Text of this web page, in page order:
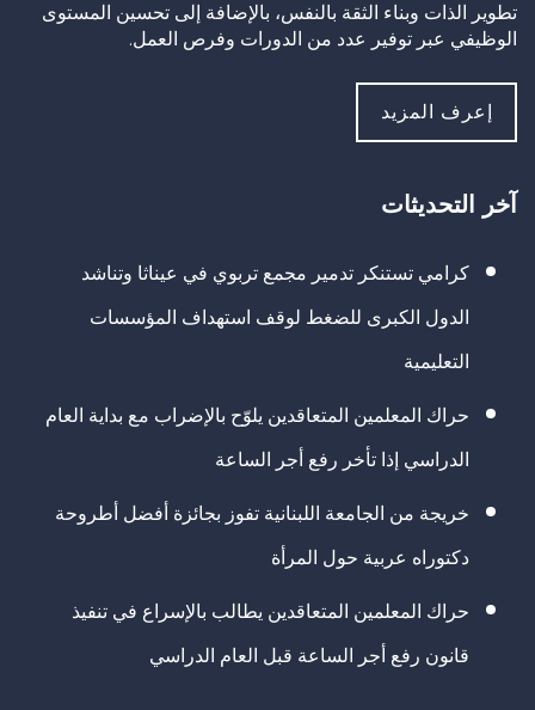
تطوير الذات وبناء الثقة بالنفس، بالإضافة إلى تحسين المستوى
الوظيفي عبر توفير عدد من الدورات وفرص العمل.
إعرف المزيد
آخر التحديثات
كرامي تستنكر تدمير مجمع تربوي في عيناثا وتناشد
الدول الكبرى للضغط لوقف استهداف المؤسسات
التعليمية
حراك المعلمين المتعاقدين يلوّح بالإضراب مع بداية العام
الدراسي إذا تأخر رفع أجر الساعة
خريجة من الجامعة اللبنانية تفوز بجائزة أفضل أطروحة
دكتوراه عربية حول المرأة
حراك المعلمين المتعاقدين يطالب بالإسراع في تنفيذ
قانون رفع أجر الساعة قبل العام الدراسي